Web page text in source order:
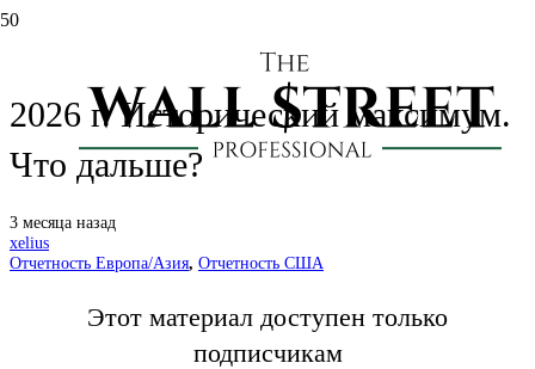
Nebius (NBIS): отчет за 1 кв.
2026 г. Исторический максимум.
Что дальше?
3 месяца назад
xelius
Отчетность Европа/Азия, Отчетность США
Этот материал доступен только
подписчикам